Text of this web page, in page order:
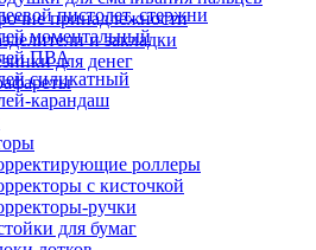
принадлежности
и закладки
для денег
пистолет, стержни
моментальный
ПВА
силикатный
карандаш
роллеры
с кисточкой
ручки
для бумаг